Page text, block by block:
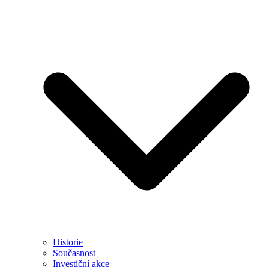
Historie
Současnost
Investiční akce